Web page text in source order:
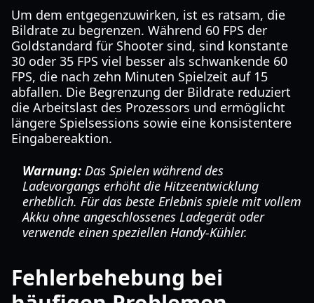
Um dem entgegenzuwirken, ist es ratsam, die
Bildrate zu begrenzen. Während 60 FPS der
Goldstandard für Shooter sind, sind konstante
30 oder 35 FPS viel besser als schwankende 60
FPS, die nach zehn Minuten Spielzeit auf 15
abfallen. Die Begrenzung der Bildrate reduziert
die Arbeitslast des Prozessors und ermöglicht
längere Spielsessions sowie eine konsistentere
Eingabereaktion.
Warnung: Das Spielen während des
Ladevorgangs erhöht die Hitzeentwicklung
erheblich. Für das beste Erlebnis spiele mit vollem
Akku ohne angeschlossenes Ladegerät oder
verwende einen speziellen Handy-Kühler.
Fehlerbehebung bei